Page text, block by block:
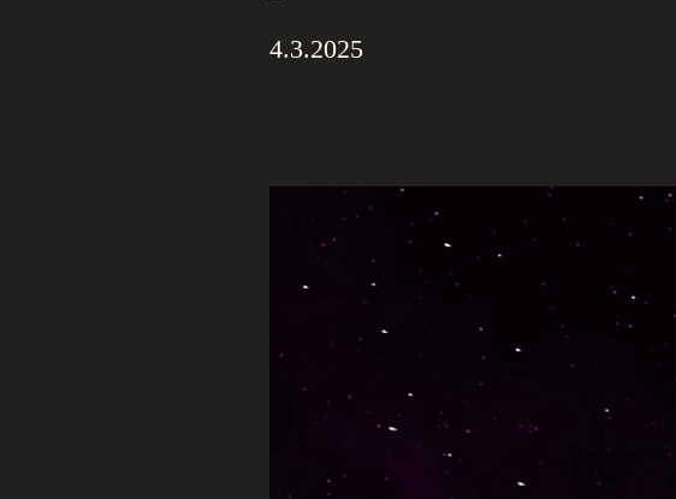
4.3.2025